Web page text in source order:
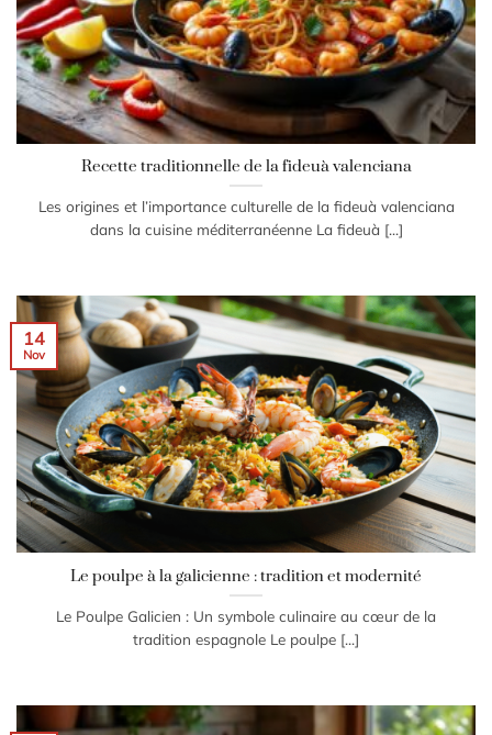
Recette traditionnelle de la fideuà valenciana
Les origines et l’importance culturelle de la fideuà valenciana
dans la cuisine méditerranéenne La fideuà [...]
Le poulpe à la galicienne : tradition et modernité
Le Poulpe Galicien : Un symbole culinaire au cœur de la
tradition espagnole Le poulpe [...]
14
Nov